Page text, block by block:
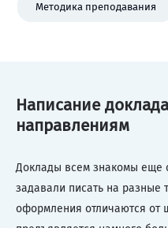
Методика преподавания
Написание
направлениям
Доклады всем знакомы еще
задавали писать на разные
оформления отличаются от